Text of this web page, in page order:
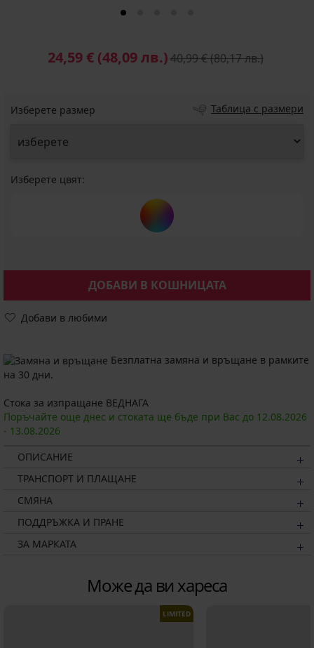
24,59 € (48,09 лв.)40,99 €(80,17 лв.)
Изберете размер Таблица с размери
Изберете цвят:
ДОБАВИ В КОШНИЦАТА
Добави в любими
Безплатна замяна и връщане в рамките
на 30 дни.
Стока за изпращане ВЕДНАГА
Поръчайте още днес и стоката ще бъде при Вас до 12.08.2026
- 13.08.2026
ОПИСАНИЕ
ТРАНСПОРТ И ПЛАЩАНЕ
СМЯНА
ПОДДРЪЖКА И ПРАНЕ
ЗА МАРКАТА
Може да ви хареса
LIMITED